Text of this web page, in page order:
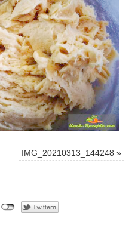
IMG_20210313_144248 »